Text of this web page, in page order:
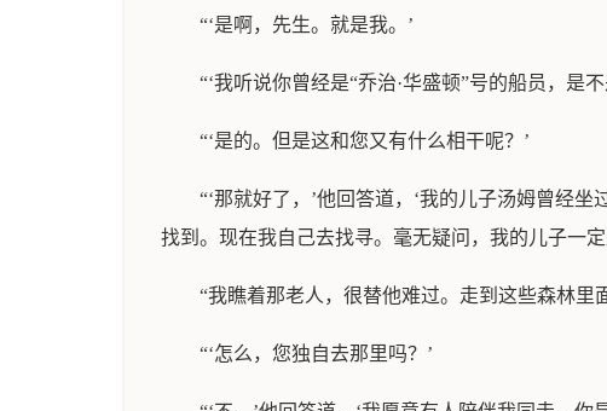
“‘是啊，先生。就是我。’
“‘我听说你曾经是“乔治·华盛顿”号的船员，是不
“‘是的。但是这和您又有什么相干呢？’
“‘那就好了，’他回答道，‘我的儿子汤姆曾经
找到。现在我自己去找寻。毫无疑问，我的儿子一
“我瞧着那老人，很替他难过。走到这些森林里
“‘怎么，您独自去那里吗？’